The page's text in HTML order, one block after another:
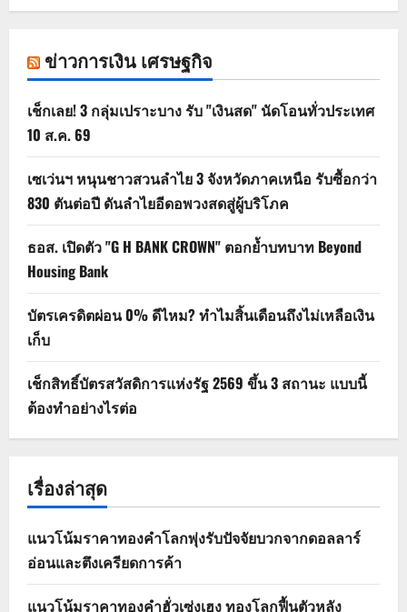
ข่าวการเงิน เศรษฐกิจ
เช็กเลย! 3 กลุ่มเปราะบาง รับ "เงินสด" นัดโอนทั่วประเทศ
10 ส.ค. 69
เซเว่นฯ หนุนชาวสวนลำไย 3 จังหวัดภาคเหนือ รับซื้อกว่า
830 ตันต่อปี ดันลำไยอีดอพวงสดสู่ผู้บริโภค
ธอส. เปิดตัว "G H BANK CROWN" ตอกย้ำบทบาท Beyond
Housing Bank
บัตรเครดิตผ่อน 0% ดีไหม? ทำไมสิ้นเดือนถึงไม่เหลือเงิน
เก็บ
เช็กสิทธิ์บัตรสวัสดิการแห่งรัฐ 2569 ขึ้น 3 สถานะ แบบนี้
ต้องทำอย่างไรต่อ
เรื่องล่าสุด
แนวโน้มราคาทองคำโลกพุ่งรับปัจจัยบวกจากดอลลาร์
อ่อนและตึงเครียดการค้า
แนวโน้มราคาทองคำฮั่วเซ่งเฮง ทองโลกฟื้นตัวหลัง